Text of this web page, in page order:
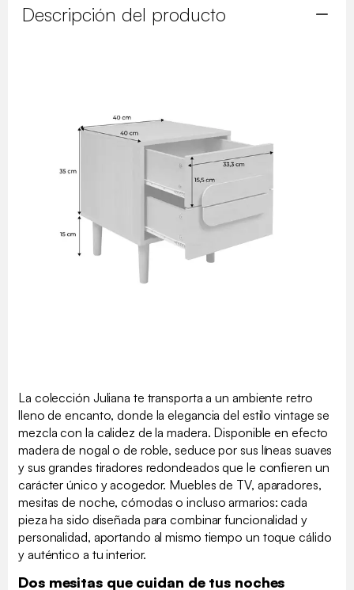
Descripción del producto
La colección Juliana te transporta a un ambiente retro
lleno de encanto, donde la elegancia del estilo vintage se
mezcla con la calidez de la madera. Disponible en efecto
madera de nogal o de roble, seduce por sus líneas suaves
y sus grandes tiradores redondeados que le confieren un
carácter único y acogedor. Muebles de TV, aparadores,
mesitas de noche, cómodas o incluso armarios: cada
pieza ha sido diseñada para combinar funcionalidad y
personalidad, aportando al mismo tiempo un toque cálido
y auténtico a tu interior.
Dos mesitas que cuidan de tus noches